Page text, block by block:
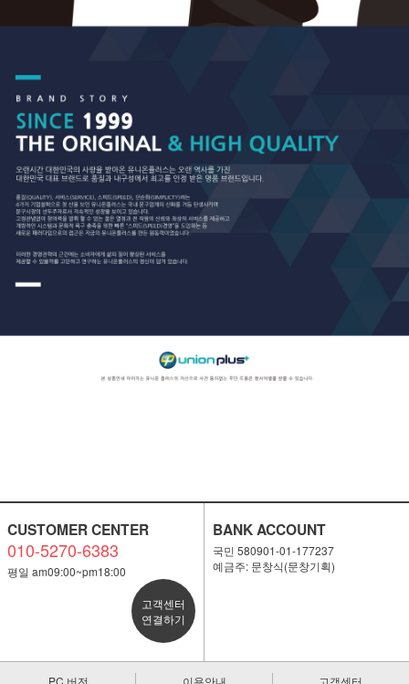
CUSTOMER CENTER
010-5270-6383
평일 am09:00~pm18:00
고객센터
연결하기
BANK ACCOUNT
국민 580901-01-177237
예금주: 문창식(문창기획)